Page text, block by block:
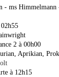
- ms
2 à 00h00
Aprikian,
à 12h15